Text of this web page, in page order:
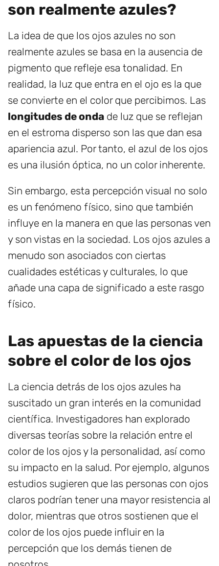
son realmente azules?
La idea de que los ojos azules no son
realmente azules se basa en la ausencia de
pigmento que refleje esa tonalidad. En
realidad, la luz que entra en el ojo es la que
se convierte en el color que percibimos. Las
longitudes de onda de luz que se reflejan
en el estroma disperso son las que dan esa
apariencia azul. Por tanto, el azul de los ojos
es una ilusión óptica, no un color inherente.
Sin embargo, esta percepción visual no solo
es un fenómeno físico, sino que también
influye en la manera en que las personas ven
y son vistas en la sociedad. Los ojos azules a
menudo son asociados con ciertas
cualidades estéticas y culturales, lo que
añade una capa de significado a este rasgo
físico.
Las apuestas de la ciencia
sobre el color de los ojos
La ciencia detrás de los ojos azules ha
suscitado un gran interés en la comunidad
científica. Investigadores han explorado
diversas teorías sobre la relación entre el
color de los ojos y la personalidad, así como
su impacto en la salud. Por ejemplo, algunos
estudios sugieren que las personas con ojos
claros podrían tener una mayor resistencia al
dolor, mientras que otros sostienen que el
color de los ojos puede influir en la
percepción que los demás tienen de